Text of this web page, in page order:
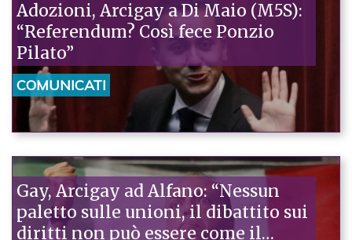
Adozioni, Arcigay a Di Maio (M5S):
“Referendum? Così fece Ponzio
Pilato”
COMUNICATI
Gay, Arcigay ad Alfano: “Nessun
paletto sulle unioni, il dibattito sui
diritti non può essere come il